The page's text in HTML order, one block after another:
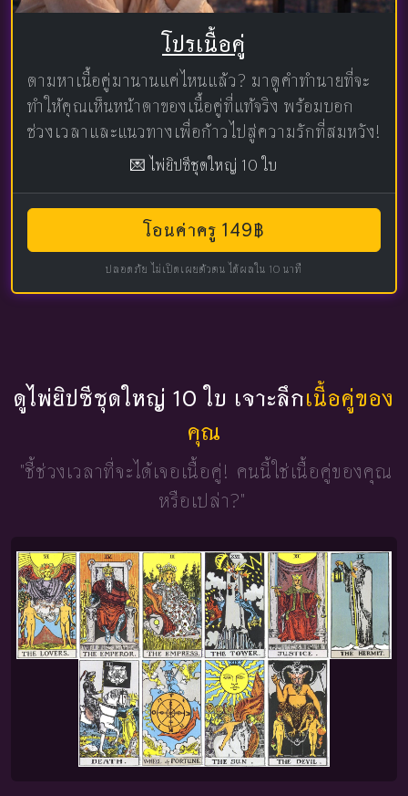
โปรเนื้อคู่
ตามหาเนื้อคู่มานานแค่ไหนแล้ว? มาดูคำทำนายที่จะ
ทำให้คุณเห็นหน้าตาของเนื้อคู่ที่แท้จริง พร้อมบอก
ช่วงเวลาและแนวทางเพื่อก้าวไปสู่ความรักที่สมหวัง!
💌 ไพ่ยิปซีชุดใหญ่ 10 ใบ
โอนค่าครู 149฿
ปลอดภัย ไม่เปิดเผยตัวตน ได้ผลใน 10 นาที
ดูไพ่ยิปซีชุดใหญ่ 10 ใบ เจาะลึกเนื้อคู่ของ
คุณ
"ชี้ช่วงเวลาที่จะได้เจอเนื้อคู่! คนนี้ใช่เนื้อคู่ของคุณ
หรือเปล่า?"